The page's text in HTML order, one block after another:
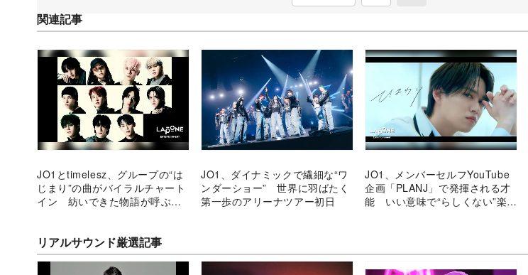
関連記事
JO1とtimelesz、グループの“は
じまり”の曲がバイラルチャート
イン 紡いできた物語が呼ぶ共
JO1、ダイナミックで繊細な“ワ
ンダーショー” 世界に羽ばたく
第一歩のアリーナツアー初日
JO1、メンバーセルフYouTube
企画「PLANJ」で発揮される才
能 いい意味で“らしくない”楽曲
リアルサウンド厳選記事